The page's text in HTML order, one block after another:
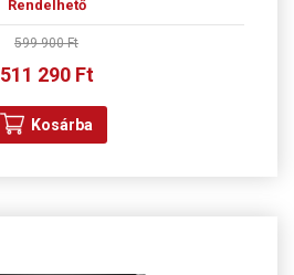
Rendelhető
599 900 Ft
511 290 Ft
Kosárba